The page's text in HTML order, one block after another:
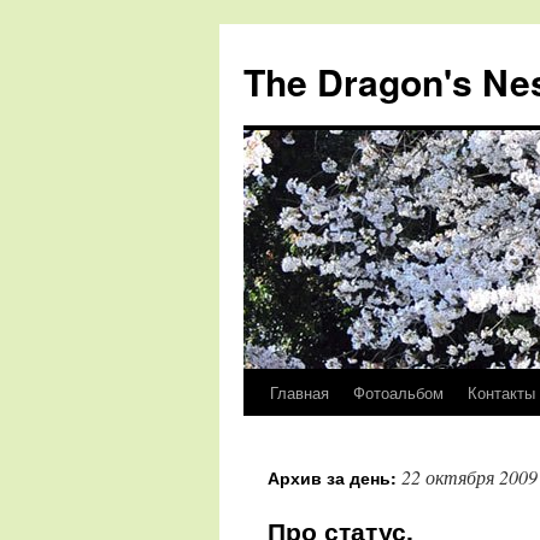
The Dragon's
Перейти
содержимому
Главная Фотоальбом Контакты
Архив за день: 22 октября 2009
Про статус.